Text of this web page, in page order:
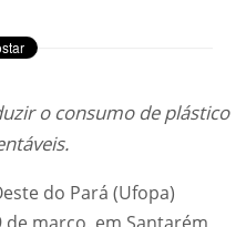
o consumo de plástico
do Pará (Ufopa)